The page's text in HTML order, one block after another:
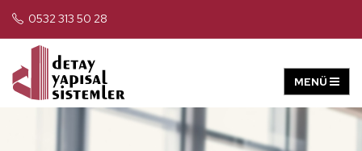
0532 313 50 28